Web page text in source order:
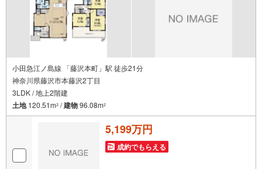
小田急江ノ島線 「藤沢本町」駅 徒歩21分
神奈川県藤沢市本藤沢2丁目
3LDK / 地上2階建
土地120.51m2 /建物96.08m2
5,199万円
成約でもらえる